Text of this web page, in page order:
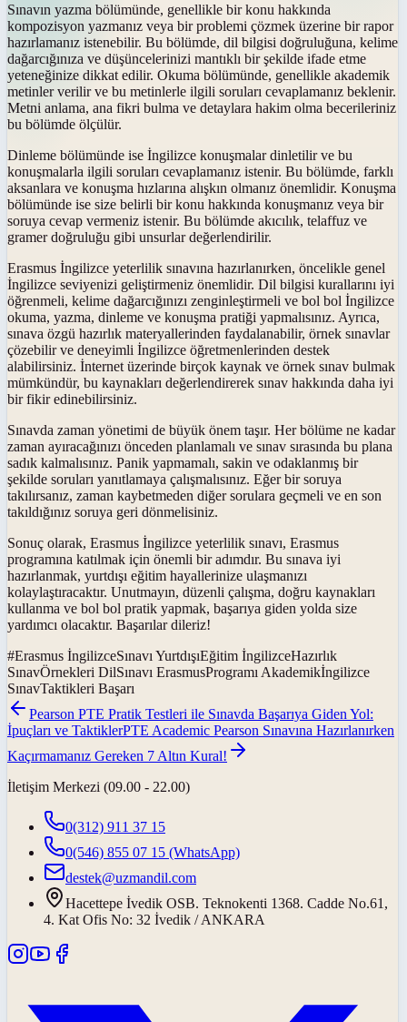
Sınavın yazma bölümünde, genellikle bir konu hakkında
kompozisyon yazmanız veya bir problemi çözmek üzerine bir rapor
hazırlamanız istenebilir. Bu bölümde, dil bilgisi doğruluğuna, kelime
dağarcığınıza ve düşüncelerinizi mantıklı bir şekilde ifade etme
yeteneğinize dikkat edilir. Okuma bölümünde, genellikle akademik
metinler verilir ve bu metinlerle ilgili soruları cevaplamanız beklenir.
Metni anlama, ana fikri bulma ve detaylara hakim olma becerileriniz
bu bölümde ölçülür.
Dinleme bölümünde ise İngilizce konuşmalar dinletilir ve bu
konuşmalarla ilgili soruları cevaplamanız istenir. Bu bölümde, farklı
aksanlara ve konuşma hızlarına alışkın olmanız önemlidir. Konuşma
bölümünde ise size belirli bir konu hakkında konuşmanız veya bir
soruya cevap vermeniz istenir. Bu bölümde akıcılık, telaffuz ve
gramer doğruluğu gibi unsurlar değerlendirilir.
Erasmus İngilizce yeterlilik sınavına hazırlanırken, öncelikle genel
İngilizce seviyenizi geliştirmeniz önemlidir. Dil bilgisi kurallarını iyi
öğrenmeli, kelime dağarcığınızı zenginleştirmeli ve bol bol İngilizce
okuma, yazma, dinleme ve konuşma pratiği yapmalısınız. Ayrıca,
sınava özgü hazırlık materyallerinden faydalanabilir, örnek sınavlar
çözebilir ve deneyimli İngilizce öğretmenlerinden destek
alabilirsiniz. İnternet üzerinde birçok kaynak ve örnek sınav bulmak
mümkündür, bu kaynakları değerlendirerek sınav hakkında daha iyi
bir fikir edinebilirsiniz.
Sınavda zaman yönetimi de büyük önem taşır. Her bölüme ne kadar
zaman ayıracağınızı önceden planlamalı ve sınav sırasında bu plana
sadık kalmalısınız. Panik yapmamalı, sakin ve odaklanmış bir
şekilde soruları yanıtlamaya çalışmalısınız. Eğer bir soruya
takılırsanız, zaman kaybetmeden diğer sorulara geçmeli ve en son
takıldığınız soruya geri dönmelisiniz.
Sonuç olarak, Erasmus İngilizce yeterlilik sınavı, Erasmus
programına katılmak için önemli bir adımdır. Bu sınava iyi
hazırlanmak, yurtdışı eğitim hayallerinize ulaşmanızı
kolaylaştıracaktır. Unutmayın, düzenli çalışma, doğru kaynakları
kullanma ve bol bol pratik yapmak, başarıya giden yolda size
yardımcı olacaktır. Başarılar dileriz!
#Erasmus İngilizceSınavı YurtdışıEğitim İngilizceHazırlık
SınavÖrnekleri DilSınavı ErasmusProgramı Akademikİngilizce
SınavTaktikleri Başarı
Pearson PTE Pratik Testleri ile Sınavda Başarıya Giden Yol:
İpuçları ve TaktiklerPTE Academic Pearson Sınavına Hazırlanırken
Kaçırmamanız Gereken 7 Altın Kural!
İletişim Merkezi (09.00 - 22.00)
0(312) 911 37 15
0(546) 855 07 15 (WhatsApp)
destek@uzmandil.com
Hacettepe İvedik OSB. Teknokenti 1368. Cadde No.61,
4. Kat Ofis No: 32 İvedik / ANKARA